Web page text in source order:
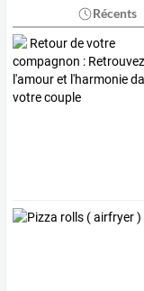
Récents